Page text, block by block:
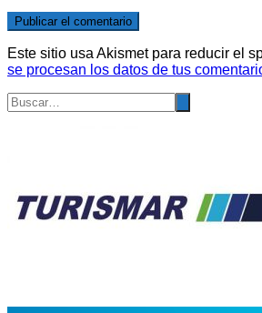
Este sitio usa Akismet para reducir el
se procesan los datos de tus